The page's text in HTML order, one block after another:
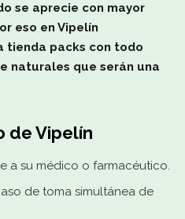
se aprecie con mayor
eso en Vipelín
tienda packs con todo
naturales que serán una
de Vipelín
a su médico o farmacéutico.
de toma simultánea de